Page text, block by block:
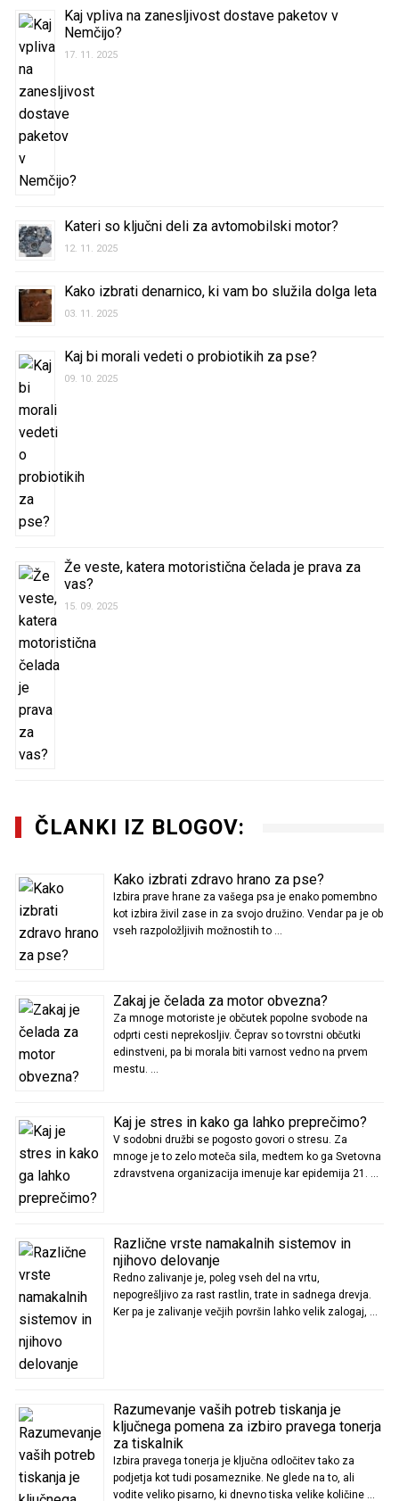
Kaj vpliva na zanesljivost dostave paketov v
Nemčijo?
17. 11. 2025
Kateri so ključni deli za avtomobilski motor?
12. 11. 2025
Kako izbrati denarnico, ki vam bo služila dolga leta
03. 11. 2025
Kaj bi morali vedeti o probiotikih za pse?
09. 10. 2025
Že veste, katera motoristična čelada je prava za
vas?
15. 09. 2025
ČLANKI IZ BLOGOV:
Kako izbrati zdravo hrano za pse?
Izbira prave hrane za vašega psa je enako pomembno
kot izbira živil zase in za svojo družino. Vendar pa je ob
vseh razpoložljivih možnostih to …
Zakaj je čelada za motor obvezna?
Za mnoge motoriste je občutek popolne svobode na
odprti cesti neprekosljiv. Čeprav so tovrstni občutki
edinstveni, pa bi morala biti varnost vedno na prvem
mestu. …
Kaj je stres in kako ga lahko preprečimo?
V sodobni družbi se pogosto govori o stresu. Za
mnoge je to zelo moteča sila, medtem ko ga Svetovna
zdravstvena organizacija imenuje kar epidemija 21. …
Različne vrste namakalnih sistemov in
njihovo delovanje
Redno zalivanje je, poleg vseh del na vrtu,
nepogrešljivo za rast rastlin, trate in sadnega drevja.
Ker pa je zalivanje večjih površin lahko velik zalogaj, …
Razumevanje vaših potreb tiskanja je
ključnega pomena za izbiro pravega tonerja
za tiskalnik
Izbira pravega tonerja je ključna odločitev tako za
podjetja kot tudi posameznike. Ne glede na to, ali
vodite veliko pisarno, ki dnevno tiska velike količine …